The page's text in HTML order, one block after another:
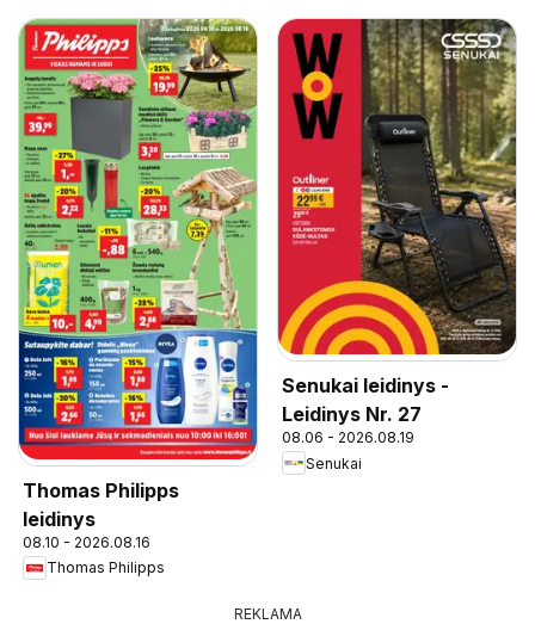
Thomas Philipps
leidinys
08.10 - 2026.08.16
Thomas Philipps
Senukai leidinys -
Leidinys Nr. 27
08.06 - 2026.08.19
Senukai
REKLAMA